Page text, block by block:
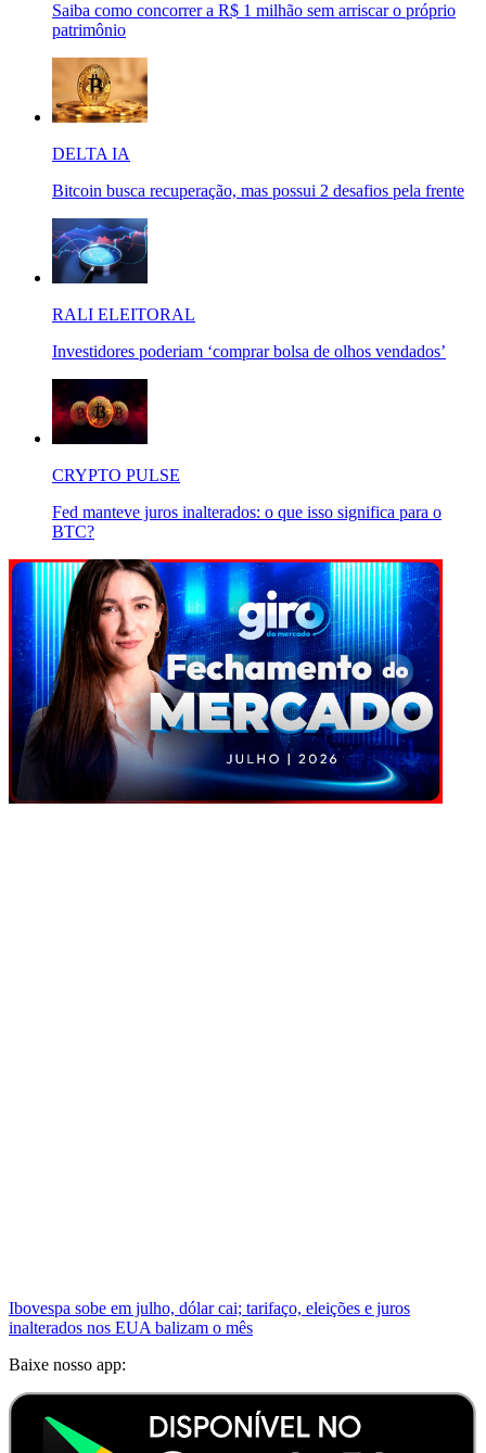
Saiba como concorrer a R$ 1 milhão sem arriscar o próprio
patrimônio
DELTA IA
Bitcoin busca recuperação, mas possui 2 desafios pela frente
RALI ELEITORAL
Investidores poderiam ‘comprar bolsa de olhos vendados’
CRYPTO PULSE
Fed manteve juros inalterados: o que isso significa para o
BTC?
Ibovespa sobe em julho, dólar cai; tarifaço, eleições e juros
inalterados nos EUA balizam o mês
Baixe nosso app: